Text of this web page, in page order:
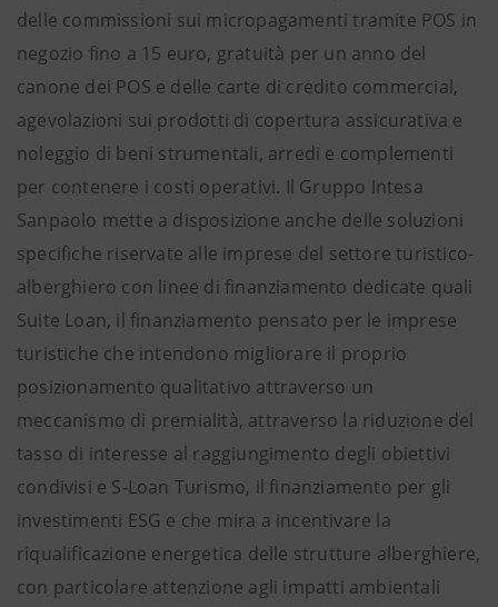
delle commissioni sui micropagamenti tramite POS in
negozio fino a 15 euro, gratuità per un anno del
canone dei POS e delle carte di credito commercial,
agevolazioni sui prodotti di copertura assicurativa e
noleggio di beni strumentali, arredi e complementi
per contenere i costi operativi. Il Gruppo Intesa
Sanpaolo mette a disposizione anche delle soluzioni
specifiche riservate alle imprese del settore turistico-
alberghiero con linee di finanziamento dedicate quali
Suite Loan, il finanziamento pensato per le imprese
turistiche che intendono migliorare il proprio
posizionamento qualitativo attraverso un
meccanismo di premialità, attraverso la riduzione del
tasso di interesse al raggiungimento degli obiettivi
condivisi e S-Loan Turismo, il finanziamento per gli
investimenti ESG e che mira a incentivare la
riqualificazione energetica delle strutture alberghiere,
con particolare attenzione agli impatti ambientali